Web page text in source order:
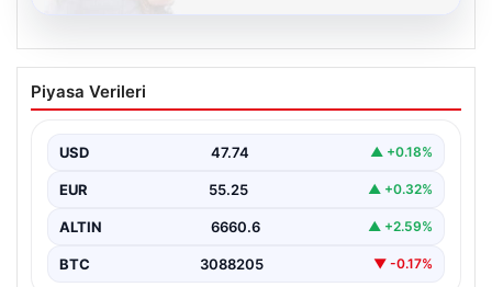
Kelebek.Org İle Sanal İletişimin Seviyeli
Adresi Ve Sohbet Deneyimi
sağlaması ciddi bir önem taşımaktadır. Günümüzde
çeşitli…
Piyasa Verileri
USD 47.74 ▲ +0.18%
EUR 55.25 ▲ +0.32%
ALTIN 6660.6 ▲ +2.59%
BTC 3088205 ▼ -0.17%